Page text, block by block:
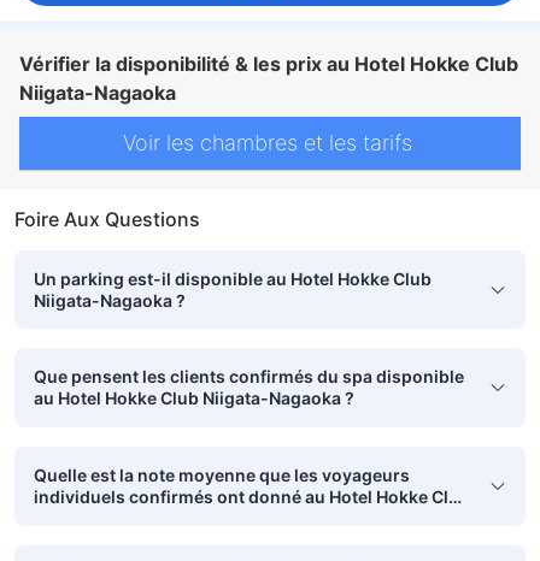
Vérifier la disponibilité & les prix au Hotel Hokke Club
Niigata-Nagaoka
Voir les chambres et les tarifs
Foire Aux Questions
Un parking est-il disponible au Hotel Hokke Club
Niigata-Nagaoka ?
Que pensent les clients confirmés du spa disponible
au Hotel Hokke Club Niigata-Nagaoka ?
Quelle est la note moyenne que les voyageurs
individuels confirmés ont donné au Hotel Hokke Club